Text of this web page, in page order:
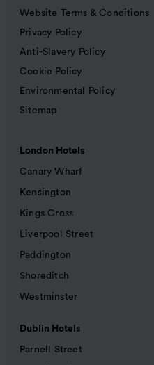
Website Terms & Conditions
Privacy Policy
Anti-Slavery Policy
Cookie Policy
Environmental Policy
Sitemap
London Hotels
Canary Wharf
Kensington
Kings Cross
Liverpool Street
Paddington
Shoreditch
Westminster
Dublin Hotels
Parnell Street